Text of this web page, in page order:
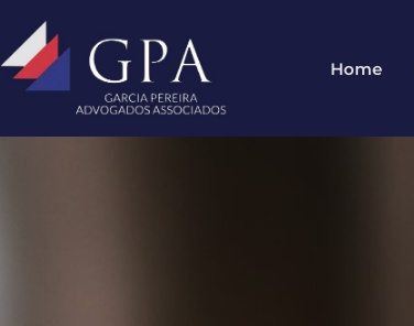
Home